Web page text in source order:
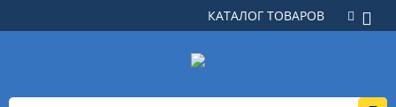
КАТАЛОГ ТОВАРОВ